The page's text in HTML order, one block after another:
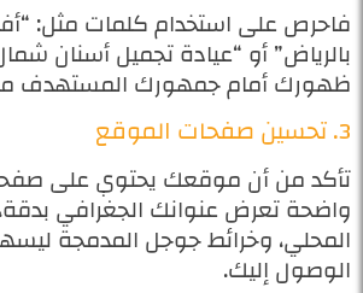
فاحرص على استخدام كلمات مثل:
بالرياض” أو “عيادة تجميل أسنان
ظهورك أمام جمهورك المستهدف
3. تحسين صفحات الموقع
تأكد من أن موقعك يحتوي على
واضحة تعرض عنوانك الجغرافي
المحلي، وخرائط جوجل المدمجة
الوصول إليك.